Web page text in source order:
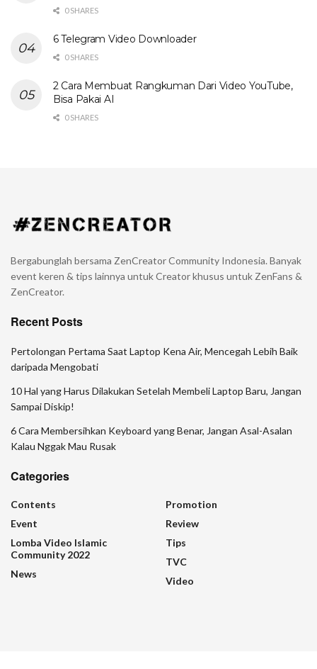
0 SHARES
6 Telegram Video Downloader
0 SHARES
2 Cara Membuat Rangkuman Dari Video YouTube,
Bisa Pakai AI
0 SHARES
Bergabunglah bersama ZenCreator Community Indonesia. Banyak
event keren & tips lainnya untuk Creator khusus untuk ZenFans &
ZenCreator.
Recent Posts
Pertolongan Pertama Saat Laptop Kena Air, Mencegah Lebih Baik
daripada Mengobati
10 Hal yang Harus Dilakukan Setelah Membeli Laptop Baru, Jangan
Sampai Diskip!
6 Cara Membersihkan Keyboard yang Benar, Jangan Asal-Asalan
Kalau Nggak Mau Rusak
Categories
Contents
Event
Lomba Video Islamic
Community 2022
News
Promotion
Review
Tips
TVC
Video